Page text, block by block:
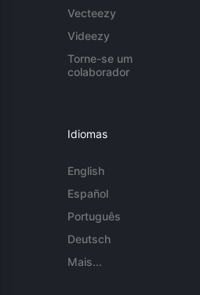
Vecteezy
Videezy
Torne-se um
colaborador
Idiomas
English
Español
Português
Deutsch
Mais...